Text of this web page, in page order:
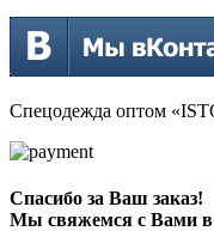
Спецодежда оптом
Спасибо за Ваш заказ!
Мы свяжемся с Вами в